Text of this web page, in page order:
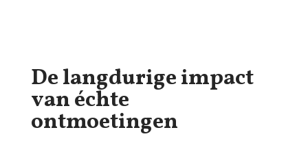
De langdurige impact
van échte
ontmoetingen